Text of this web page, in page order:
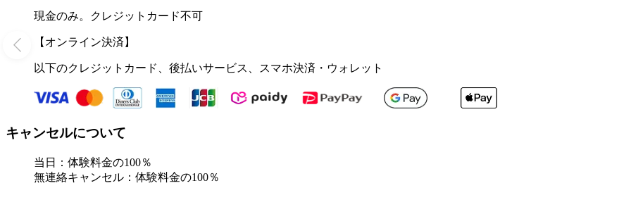
現金のみ。クレジットカード不可
【オンライン決済】
以下のクレジットカード、後払いサービス、スマホ決済・ウォレット
キャンセルについて
当日：体験料金の100％
無連絡キャンセル：体験料金の100％